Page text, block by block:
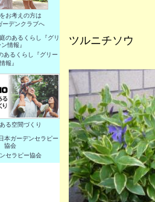
ツルニチソウ
お考えの方は
ーデンクラブへ
あるくらし『グリー
報』
る空間づくり
セラピー協会